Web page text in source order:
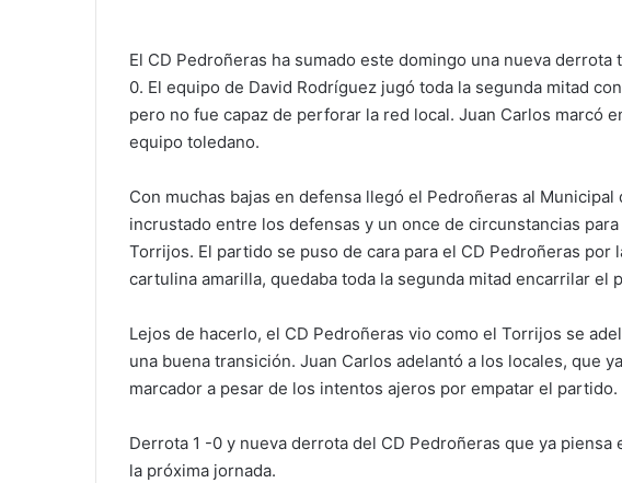
El CD Pedroñeras ha sumado este domingo una nueva
0. El equipo de David Rodríguez jugó toda la segunda mitad
pero no fue capaz de perforar la red local. Juan Carlos marcó
equipo toledano.
Con muchas bajas en defensa llegó el Pedroñeras al
incrustado entre los defensas y un once de circunstancias
Torrijos. El partido se puso de cara para el CD Pedroñeras por
cartulina amarilla, quedaba toda la segunda mitad encarrilar el
Lejos de hacerlo, el CD Pedroñeras vio como el Torrijos se
una buena transición. Juan Carlos adelantó a los locales, que
marcador a pesar de los intentos ajeros por empatar el partido.
Derrota 1 -0 y nueva derrota del CD Pedroñeras que ya piensa
la próxima jornada.